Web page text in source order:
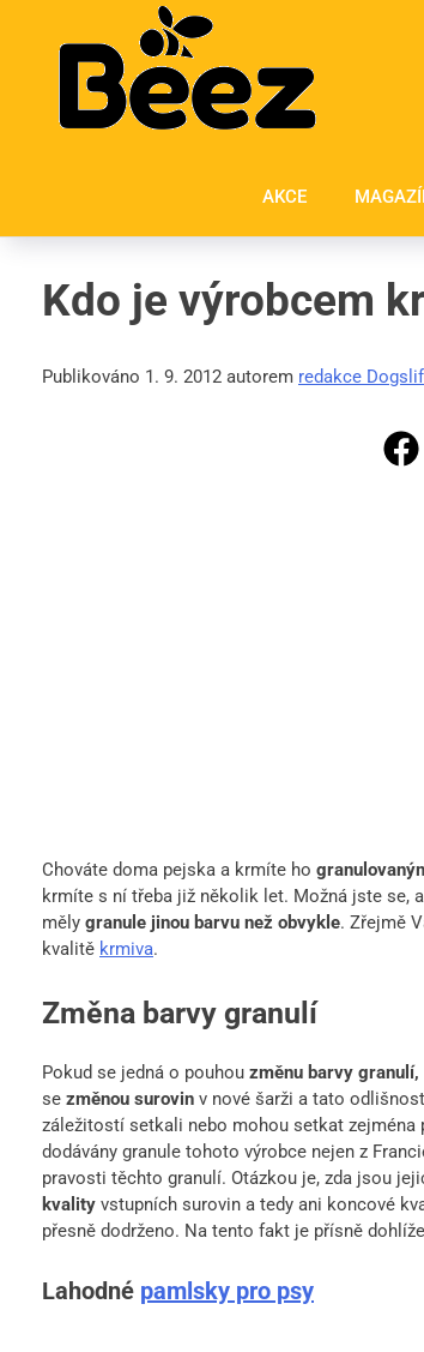
AKCE
Kdo je výrobcem
Publikováno 1. 9. 2012 autorem redakce
Chováte doma pejska a krmíte ho
krmíte s ní třeba již několik let. Možná jste se,
měly granule jinou barvu než obvykle. Zřejmě
kvalitě krmiva.
Změna barvy granulí
Pokud se jedná o pouhou změnu barvy granulí,
se změnou surovin v nové šarži a tato
záležitostí setkali nebo mohou setkat zejména
dodávány granule tohoto výrobce nejen z
pravosti těchto granulí. Otázkou je, zda jsou
kvality vstupních surovin a tedy ani koncové
přesně dodrženo. Na tento fakt je přísně
Lahodné pamlsky pro psy